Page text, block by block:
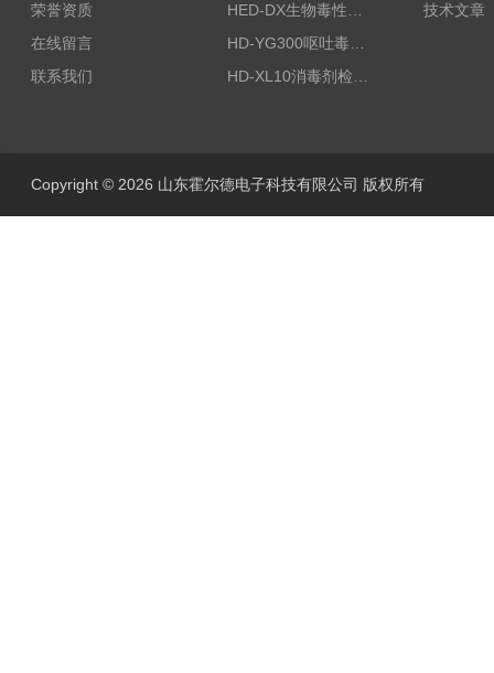
荣誉资质
在线留言
联系我们
技术文章
Copyright © 2026 山东霍尔德电子科技有限公司 版权所有